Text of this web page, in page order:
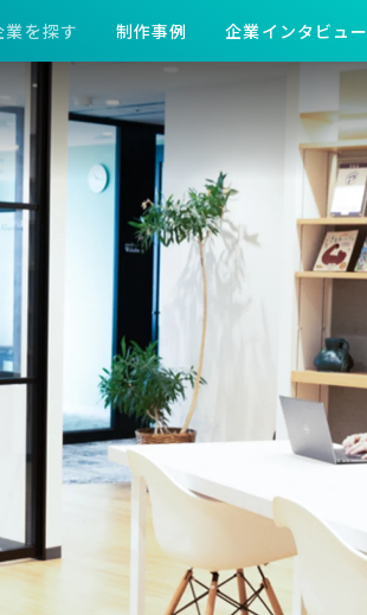
業を探す 制作事例 企業インタビュー